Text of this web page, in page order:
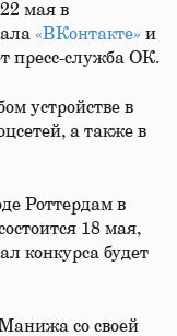
мая в
«ВКонтакте» и
пресс-служба ОК.
устройстве в
а также в
Роттердам в
18 мая,
конкурса будет
со своей